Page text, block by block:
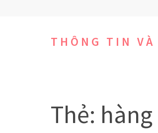
THÔNG TIN
Thẻ: